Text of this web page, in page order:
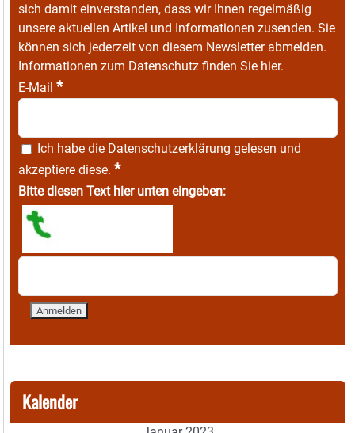
sich damit einverstanden, dass wir Ihnen regelmäßig
unsere aktuellen Artikel und Informationen zusenden. Sie
können sich jederzeit von diesem Newsletter abmelden.
Informationen zum Datenschutz finden Sie hier.
E-Mail *
Ich habe die Datenschutzerklärung gelesen und
akzeptiere diese. *
Bitte diesen Text hier unten eingeben:
Kalender